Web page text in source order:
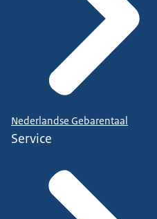
Nederlandse Gebarentaal
Service